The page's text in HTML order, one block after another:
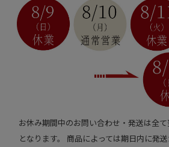
お休み期間中のお問い合わせ・発送は全
となります。 商品によっては期日内に発